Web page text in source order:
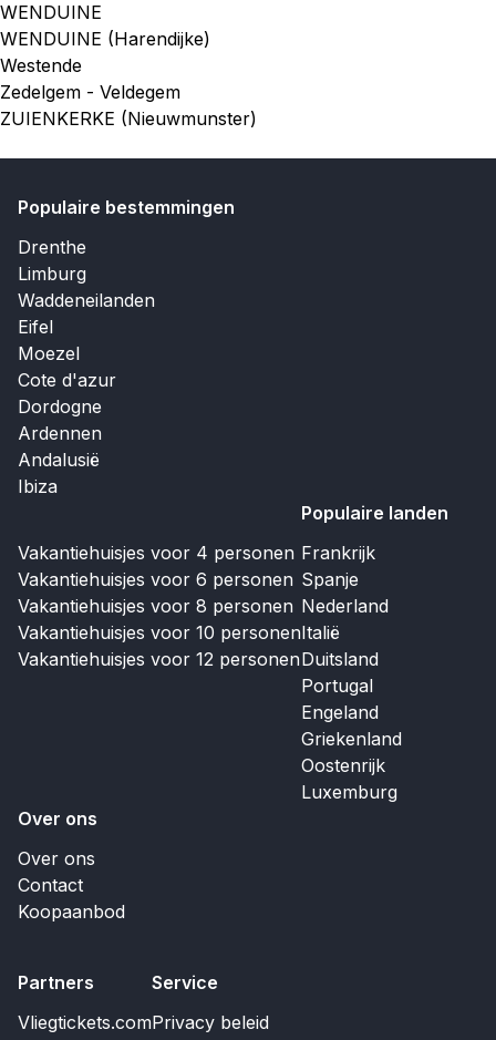
WENDUINE
WENDUINE (Harendijke)
Westende
Zedelgem - Veldegem
ZUIENKERKE (Nieuwmunster)
Populaire bestemmingen
Drenthe
Limburg
Waddeneilanden
Eifel
Moezel
Cote d'azur
Dordogne
Ardennen
Andalusië
Ibiza
Vakantiehuisjes voor 4 personen
Vakantiehuisjes voor 6 personen
Vakantiehuisjes voor 8 personen
Vakantiehuisjes voor 10 personen
Vakantiehuisjes voor 12 personen
Populaire landen
Frankrijk
Spanje
Nederland
Italië
Duitsland
Portugal
Engeland
Griekenland
Oostenrijk
Luxemburg
Over ons
Over ons
Contact
Koopaanbod
Partners
Vliegtickets.com
Service
Privacy beleid